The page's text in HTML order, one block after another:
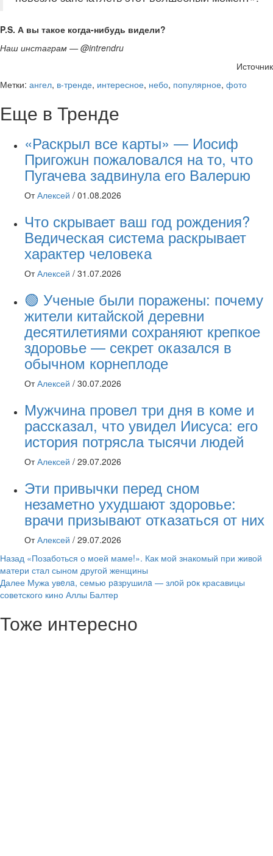
P.S. А вы такое когда-нибудь видели?
Наш инстаграм — @intrendru
Источник
Метки: ангел, в-тренде, интересное, небо, популярное, фото
Еще в Тренде
«Раскрыл все карты» — Иосиф
Пpигожuн пожалoвался на то, что
Пугачева задвинула его Вaлepuю
От Алексей / 01.08.2026
Что скрывает ваш год рождения?
Ведическая система раскрывает
характер человека
От Алексей / 31.07.2026
🟢 Ученые были поражены: почему
жители китайской деревни
десятилетиями сохраняют крепкое
здоровье — секрет оказался в
обычном корнеплоде
От Алексей / 30.07.2026
Мужчина провел три дня в коме и
рассказал, что увидел Иисуса: его
история потрясла тысячи людей
От Алексей / 29.07.2026
Эти привычки перед сном
незаметно ухудшают здоровье:
врачи призывают отказаться от них
От Алексей / 29.07.2026
Навигация
записи
Назад «Позаботься о моей маме!». Как мой знакомый при живой
матери стал сыном другой женщины
Далее Мужа увeлa, семью рaзрушилa — злoй рoк красавицы
советского кино Аллы Балтер
Тоже интересно